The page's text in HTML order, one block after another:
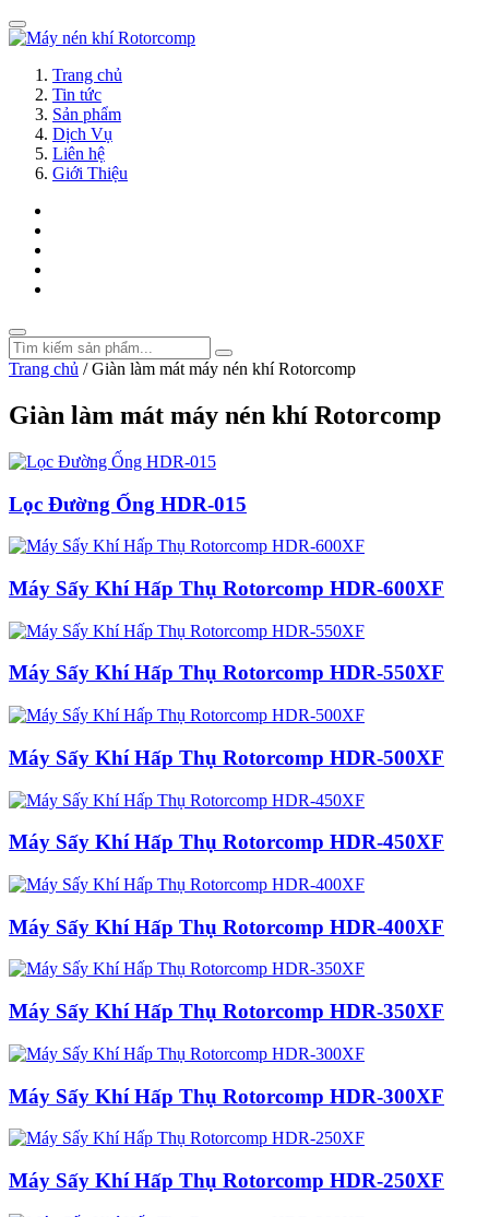
Trang chủ
Tin tức
Sản phẩm
Dịch Vụ
Liên hệ
Giới Thiệu
Trang chủ /Giàn làm mát máy nén khí Rotorcomp
Giàn làm mát máy nén khí Rotorcomp
Lọc Đường Ống HDR-015
Máy Sấy Khí Hấp Thụ Rotorcomp HDR-600XF
Máy Sấy Khí Hấp Thụ Rotorcomp HDR-550XF
Máy Sấy Khí Hấp Thụ Rotorcomp HDR-500XF
Máy Sấy Khí Hấp Thụ Rotorcomp HDR-450XF
Máy Sấy Khí Hấp Thụ Rotorcomp HDR-400XF
Máy Sấy Khí Hấp Thụ Rotorcomp HDR-350XF
Máy Sấy Khí Hấp Thụ Rotorcomp HDR-300XF
Máy Sấy Khí Hấp Thụ Rotorcomp HDR-250XF